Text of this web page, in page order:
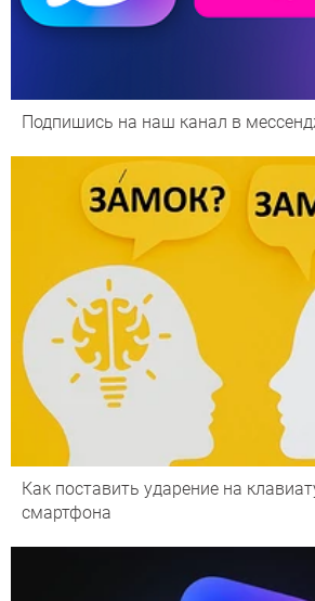
Подпишись на наш канал в
Как поставить ударение на
смартфона